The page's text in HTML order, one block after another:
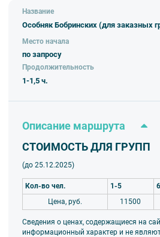
Название
Особняк Бобринских (для заказных
Место начала
по запросу
Продолжительность
1-1,5 ч.
Описание маршрута
СТОИМОСТЬ ДЛЯ ГРУПП
(до 25.12.2025)
Кол-во чел. 1-5
Цена, руб.
11500
Сведения о ценах, содержащиеся на
информационный характер и не